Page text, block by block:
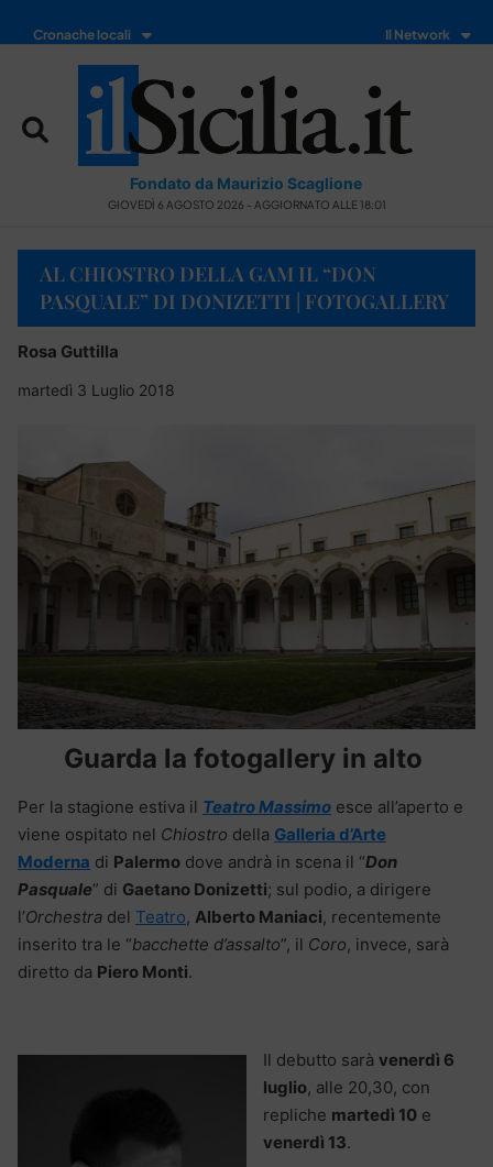
Cronache locali Il Network
Fondato da Maurizio Scaglione
GIOVEDÌ 6 AGOSTO 2026 - AGGIORNATO ALLE 18:01
AL CHIOSTRO DELLA GAM IL “DON
PASQUALE” DI DONIZETTI | FOTOGALLERY
Rosa Guttilla
martedì 3 Luglio 2018
Guarda la fotogallery in alto
Per la stagione estiva il Teatro Massimo esce all’aperto e
viene ospitato nel Chiostro della Galleria d’Arte
Moderna di Palermo dove andrà in scena il “Don
Pasquale” di Gaetano Donizetti; sul podio, a dirigere
l’Orchestra del Teatro, Alberto Maniaci, recentemente
inserito tra le “bacchette d’assalto”, il Coro, invece, sarà
diretto da Piero Monti.
Il debutto sarà venerdì 6
luglio, alle 20,30, con
repliche martedì 10 e
venerdì 13.